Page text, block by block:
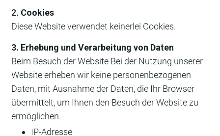
2. Cookies
Diese Website verwendet keinerlei Cookies.
3. Erhebung und Verarbeitung von Daten
Beim Besuch der Website Bei der Nutzung unserer
Website erheben wir keine personenbezogenen
Daten, mit Ausnahme der Daten, die Ihr Browser
übermittelt, um Ihnen den Besuch der Website zu
ermöglichen.
IP-Adresse